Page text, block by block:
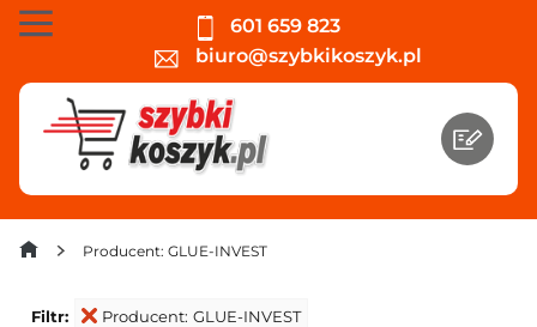
601 659 823
biuro@szybkikoszyk.pl
Producent: GLUE-INVEST
Filtr: Producent: GLUE-INVEST